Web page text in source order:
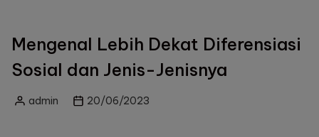
Mengenal Lebih Dekat Diferensiasi
Sosial dan Jenis-Jenisnya
Postedadmin 20/06/2023